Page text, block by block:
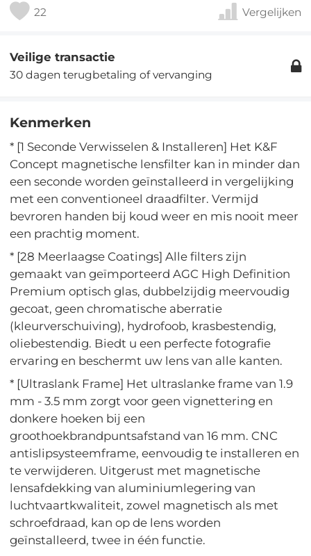
22 Vergelijken
Veilige transactie
30 dagen terugbetaling of vervanging
Kenmerken
* [1 Seconde Verwisselen & Installeren] Het K&F
Concept magnetische lensfilter kan in minder dan
een seconde worden geïnstalleerd in vergelijking
met een conventioneel draadfilter. Vermijd
bevroren handen bij koud weer en mis nooit meer
een prachtig moment.
* [28 Meerlaagse Coatings] Alle filters zijn
gemaakt van geïmporteerd AGC High Definition
Premium optisch glas, dubbelzijdig meervoudig
gecoat, geen chromatische aberratie
(kleurverschuiving), hydrofoob, krasbestendig,
oliebestendig. Biedt u een perfecte fotografie
ervaring en beschermt uw lens van alle kanten.
* [Ultraslank Frame] Het ultraslanke frame van 1.9
mm - 3.5 mm zorgt voor geen vignettering en
donkere hoeken bij een
groothoekbrandpuntsafstand van 16 mm. CNC
antislipsysteemframe, eenvoudig te installeren en
te verwijderen. Uitgerust met magnetische
lensafdekking van aluminiumlegering van
luchtvaartkwaliteit, zowel magnetisch als met
schroefdraad, kan op de lens worden
geïnstalleerd, twee in één functie.